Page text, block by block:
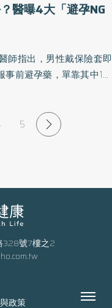
醫曝4大「避孕NG
師指出，男性戴保險套即
前避孕藥，單靠其中1種
孕行為是錯誤的呢？
5
328號7樓之2
政策 Menu